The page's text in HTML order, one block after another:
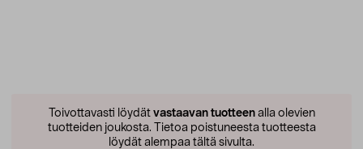
Toivottavasti löydät vastaavan tuotteenalla olevien
tuotteiden joukosta. Tietoa poistuneesta tuotteesta
löydät alempaa tältä sivulta.